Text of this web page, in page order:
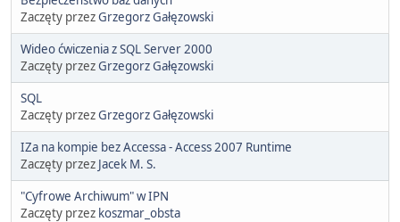
Zaczęty przezGrzegorz Gałęzowski
Wideo ćwiczenia z SQL Server 2000
Zaczęty przezGrzegorz Gałęzowski
SQL
Zaczęty przezGrzegorz Gałęzowski
IZa na kompie bez Accessa - Access 2007 Runtime
Zaczęty przez Jacek M. S.
"Cyfrowe Archiwum" w IPN
Zaczęty przez koszmar_obsta